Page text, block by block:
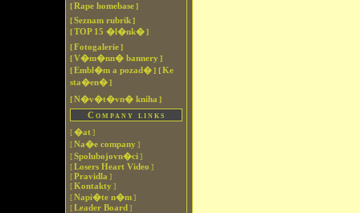
[Rape homebase]
[Seznam rubrik]
[TOP 15 �l�nk�]
[Fotogalerie]
[V�m�nn� bannery ]
[Embl�m a pozad�] [Ke
sta�en�]
[N�v�t�vn� kniha ]
Company links
[�at]
[Na�e company ]
[Spolubojovn�ci]
[Losers Heart Video ]
[Pravidla ]
[Kontakty ]
[Napi�te n�m]
[Leader Board]